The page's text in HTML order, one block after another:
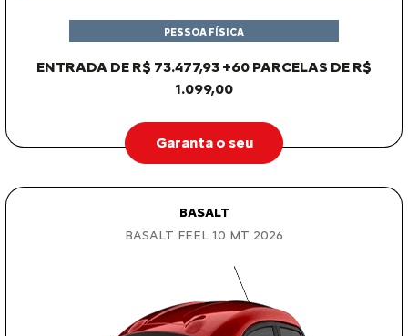
ENTRADA DE R$ 73.477,93 +60 PARCELAS DE R$
1.099,00
PESSOA FÍSICA
Garanta o seu
BASALT
BASALT FEEL 1.0 MT 2026